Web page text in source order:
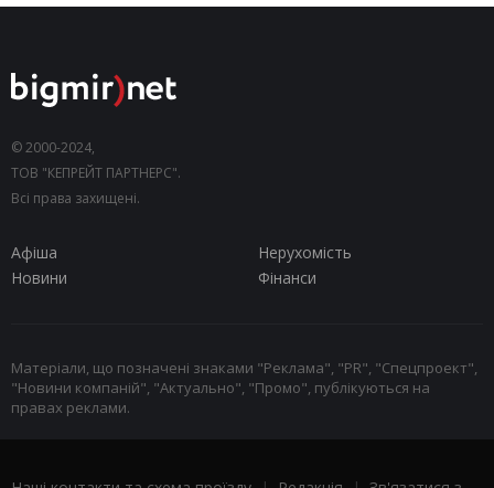
© 2000-2024,
ТОВ "КЕПРЕЙТ ПАРТНЕРС".
Всі права захищені.
Афіша
Нерухомість
Новини
Фінанси
Матеріали, що позначені знаками "Реклама", "PR", "Спецпроект",
"Новини компаній", "Актуально", "Промо", публікуються на
правах реклами.